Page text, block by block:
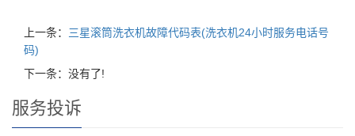
上一条： 三星滚筒洗衣机故障代码表(洗衣机24小时服务电话号
码)
下一条：没有了!
服务投诉